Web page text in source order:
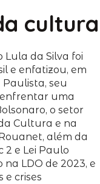
cultura
Lula da Silva foi
e enfatizou, em
seu
uma
o setor
Cultura e na
além da
2 e Lei Paulo
LDO de 2023, e
e crises